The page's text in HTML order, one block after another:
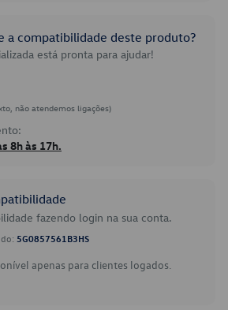
a compatibilidade deste produto?
está pronta para ajudar!
não atendemos ligações)
8h às 17h.
fazendo login na sua conta.
5G0857561B3HS
apenas para clientes logados.